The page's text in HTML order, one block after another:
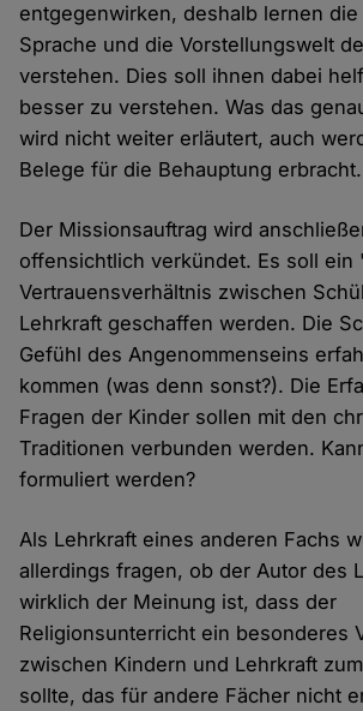
entgegenwirken, deshalb lernen
Sprache und die Vorstellungswelt
verstehen. Dies soll ihnen dabei
besser zu verstehen. Was das
wird nicht weiter erläutert, auch
Belege für die Behauptung erbracht.
Der Missionsauftrag wird
offensichtlich verkündet. Es soll ein
Vertrauensverhältnis zwischen
Lehrkraft geschaffen werden. Die
Gefühl des Angenommenseins
kommen (was denn sonst?). Die
Fragen der Kinder sollen mit den
Traditionen verbunden werden.
formuliert werden?
Als Lehrkraft eines anderen Fachs
allerdings fragen, ob der Autor des
wirklich der Meinung ist, dass der
Religionsunterricht ein besonderes
zwischen Kindern und Lehrkraft
sollte, das für andere Fächer nicht